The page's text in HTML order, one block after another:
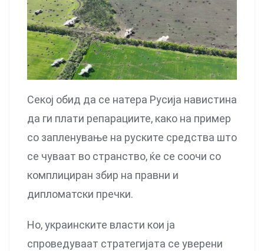
Секој обид да се натера Русија навистина
да ги плати репарациите, како на пример
со запленување на руските средства што
се чуваат во странство, ќе се соочи со
комплициран збир на правни и
дипломатски пречки.
Но, украинските власти кои ја
спроведуваат стратегијата се уверени